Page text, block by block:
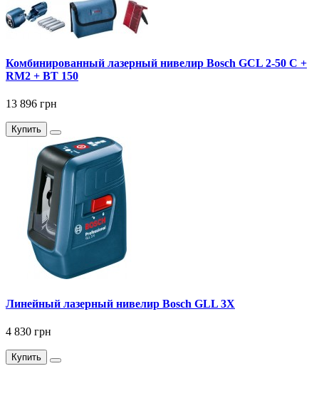
Комбинированный лазерный нивелир Bosch GCL 2-50 C +
RM2 + BT 150
13 896 грн
Купить
Линейный лазерный нивелир Bosch GLL 3X
4 830 грн
Купить